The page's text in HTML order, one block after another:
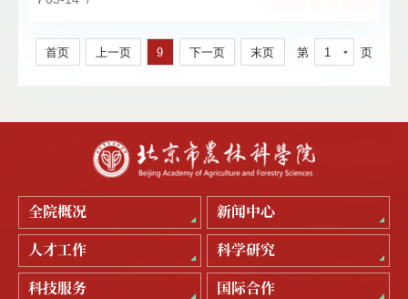
首页 上一页 9 下一页 末页 第 1 页
全院概况
新闻中心
人才工作
科学研究
科技服务
国际合作